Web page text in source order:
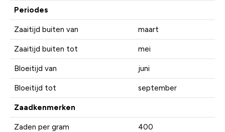
Periodes
Zaaitijd buiten van maart
Zaaitijd buiten tot mei
Bloeitijd van juni
Bloeitijd tot september
Zaadkenmerken
Zaden per gram 400